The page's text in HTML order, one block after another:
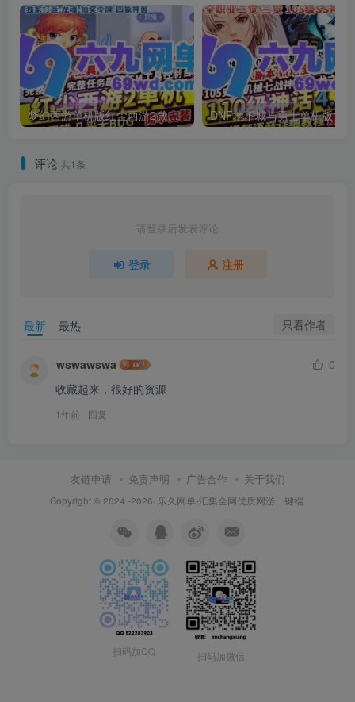
梦幻西游单机版红尘西游2微变独家打造龙魂抽奖令牌四象神兽
评论 共1条
请登录后发表评论
登录 注册
最新 最热 只看作者
wswawswa
0
收藏起来，很好的资源
1年前 回复
友链申请 免责声明 广告合作 关于我们
Copyright © 2024 -2026· 乐久网单-汇集全网优质网游一键端
扫码加QQ 扫码加微信